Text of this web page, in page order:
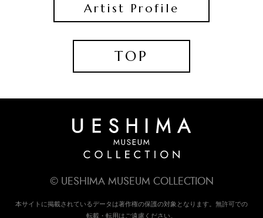
Artist Profile
TOP
© UESHIMA MUSEUM COLLECTION
本サイトに掲載されているデータは著作権の保護の対象となります。無許可での
転載・転用はご遠慮ください。